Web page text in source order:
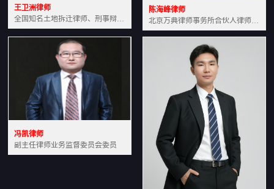
王卫洲律师
全国知名土地拆迁律师、刑事辩护律师北京万典律师事务所主任中国法学会会员北京市行政法研究会理事
陈海峰律师
北京万典律师事务所合伙人律师土地房产专业资深律师
冯凯律师
副主任律师业务监督委员会委员